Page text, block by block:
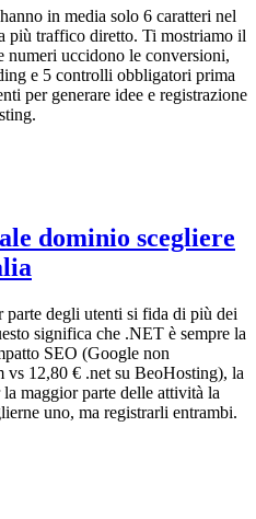
in media solo 6 caratteri nel
più traffico diretto. Ti mostriamo il
numeri uccidono le conversioni,
e 5 controlli obbligatori prima
per generare idee e registrazione
dominio scegliere
parte degli utenti si fida di più dei
significa che .NET è sempre la
SEO (Google non
12,80 € .net su BeoHosting), la
maggior parte delle attività la
uno, ma registrarli entrambi.